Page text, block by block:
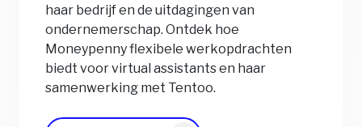
haar bedrijf en de uitdagingen van
ondernemerschap. Ontdek hoe
Moneypenny flexibele werkopdrachten
biedt voor virtual assistants en haar
samenwerking met Tentoo.